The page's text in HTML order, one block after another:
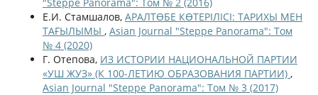
Е.И. Стамшалов, АРАЛТӨБЕ КӨТЕРІЛІСІ: ТАРИХЫ МЕН
ТАҒЫЛЫМЫ , Asian Journal "Steppe Panorama": Том
№ 4 (2020)
Г. Отепова, ИЗ ИСТОРИИ НАЦИОНАЛЬНОЙ ПАРТИИ
«УШ ЖУЗ» (К 100-ЛЕТИЮ ОБРАЗОВАНИЯ ПАРТИИ) ,
Asian Journal "Steppe Panorama": Том № 3 (2017)